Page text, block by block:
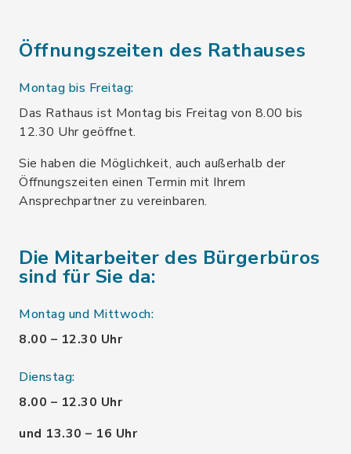
Öffnungszeiten des Rathauses
Montag bis Freitag:
Das Rathaus ist Montag bis Freitag von 8.00 bis
12.30 Uhr geöffnet.
Sie haben die Möglichkeit, auch außerhalb der
Öffnungszeiten einen Termin mit Ihrem
Ansprechpartner zu vereinbaren.
Die Mitarbeiter des Bürgerbüros
sind für Sie da:
Montag und Mittwoch:
8.00 – 12.30 Uhr
Dienstag:
8.00 – 12.30 Uhr
und 13.30 – 16 Uhr